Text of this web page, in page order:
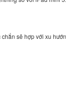
sẽ hợp với xu